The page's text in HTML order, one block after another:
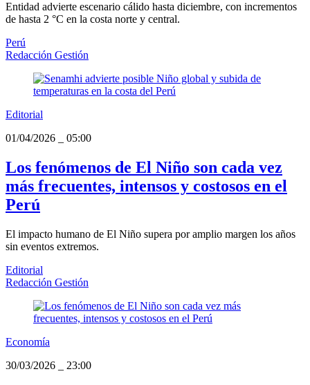
Entidad advierte escenario cálido hasta diciembre, con incrementos
de hasta 2 °C en la costa norte y central.
Perú
Redacción Gestión
Editorial
01/04/2026
05:00
Los fenómenos de El Niño son cada vez
más frecuentes, intensos y costosos en el
Perú
El impacto humano de El Niño supera por amplio margen los años
sin eventos extremos.
Editorial
Redacción Gestión
Economía
30/03/2026
23:00